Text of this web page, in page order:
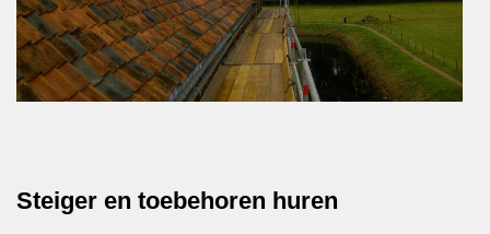
Steiger en toebehoren huren